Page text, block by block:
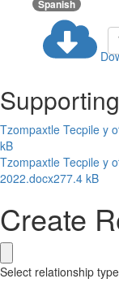
Spanish
Tzompaxtle Tecpile y
kB
Tzompaxtle Tecpile y
2022.docx277.4 kB
Create
Select relationship type